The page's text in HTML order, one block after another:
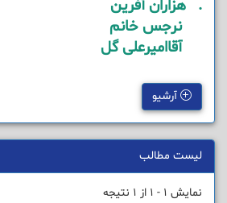
. هزاران آفرین
نرجس خانم
آقاامیرعلی گل
آرشیو
لیست مطالب
نمایش 1 - 1 از 1 نتیجه